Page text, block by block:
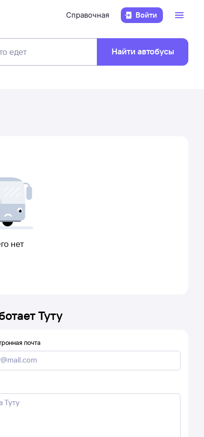
Справочная Войти
едет Найти автобусы
нет
Туту
почта